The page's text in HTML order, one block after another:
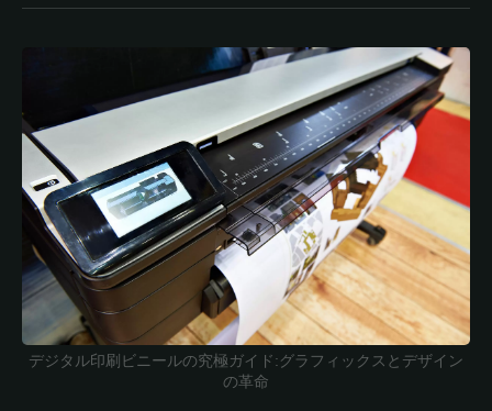
デジタル印刷ビニールの究極ガイド:グラフィックスとデザイン
の革命